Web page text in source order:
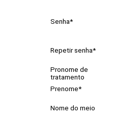
Senha*
Repetir senha*
Pronome de
tratamento
Prenome*
Nome do meio